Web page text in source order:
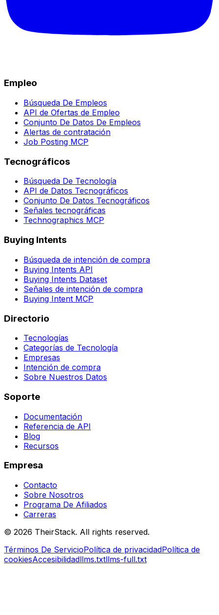
Empleo
Búsqueda De Empleos
API de Ofertas de Empleo
Conjunto De Datos De Empleos
Alertas de contratación
Job Posting MCP
Tecnográficos
Búsqueda De Tecnología
API de Datos Tecnográficos
Conjunto De Datos Tecnográficos
Señales tecnográficas
Technographics MCP
Buying Intents
Búsqueda de intención de compra
Buying Intents API
Buying Intents Dataset
Señales de intención de compra
Buying Intent MCP
Directorio
Tecnologías
Categorías de Tecnología
Empresas
Intención de compra
Sobre Nuestros Datos
Soporte
Documentación
Referencia de API
Blog
Recursos
Empresa
Contacto
Sobre Nosotros
Programa De Afiliados
Carreras
© 2026 TheirStack. All rights reserved.
Términos De ServicioPolítica de privacidadPolítica de
cookiesAccesibilidadllms.txtllms-full.txt